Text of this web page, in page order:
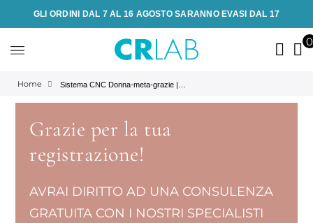
GLI ORDINI DAL 7 AL 16 AGOSTO SARANNO EVASI DAL 17
Home
Grazie per la tua
registrazione!
AVRAI DIRITTO AD UNA CONSULENZA
GRATUITA CON I NOSTRI SPECIALISTI